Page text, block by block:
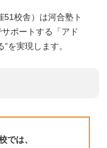
51校舎）は河合塾ト
ポートする「アド
を実現します。
では、